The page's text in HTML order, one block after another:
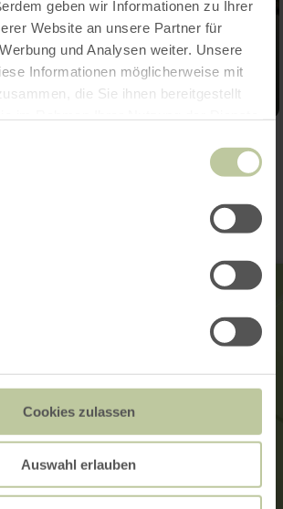
geben wir Informationen zu Ihrer
Website an unsere Partner für
und Analysen weiter. Unsere
Informationen möglicherweise mit
die Sie ihnen bereitgestellt
Cookies zulassen
Auswahl erlauben